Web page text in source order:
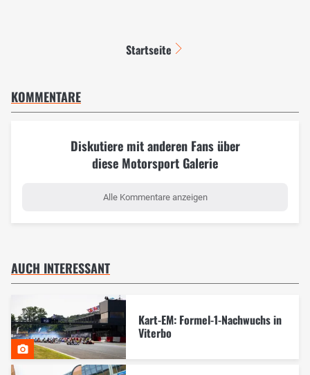
Startseite
KOMMENTARE
Diskutiere mit anderen Fans über
diese Motorsport Galerie
Alle Kommentare anzeigen
AUCH INTERESSANT
Kart-EM: Formel-1-Nachwuchs in
Viterbo